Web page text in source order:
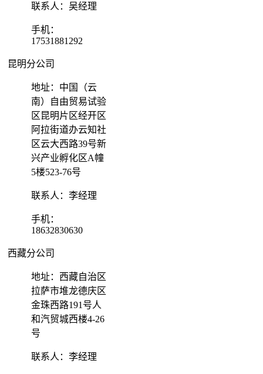
联系人：吴经理
手机：
17531881292
昆明分公司
地址：中国（云
南）自由贸易试验
区昆明片区经开区
阿拉街道办云知社
区云大西路39号新
兴产业孵化区A幢
5楼523-76号
联系人：李经理
手机：
18632830630
西藏分公司
地址：西藏自治区
拉萨市堆龙德庆区
金珠西路191号人
和汽贸城西楼4-26
号
联系人：李经理